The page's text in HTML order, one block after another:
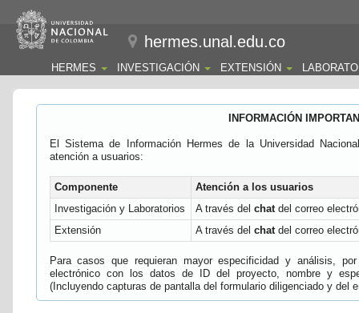
hermes.unal.edu.co
HERMES INVESTIGACIÓN EXTENSIÓN
INFORMACIÓN
El Sistema de Información Hermes de la Universidad
atención a usuarios:
Componente
Atención a los usuarios
Investigación y Laboratorios
A través del chatdel correo
Extensión
A través del chatdel correo
Para casos que requieran mayor especificidad y análisis,
electrónico con los datos de ID del proyecto, nombre y
(Incluyendo capturas de pantalla del formulario diligenciado y del